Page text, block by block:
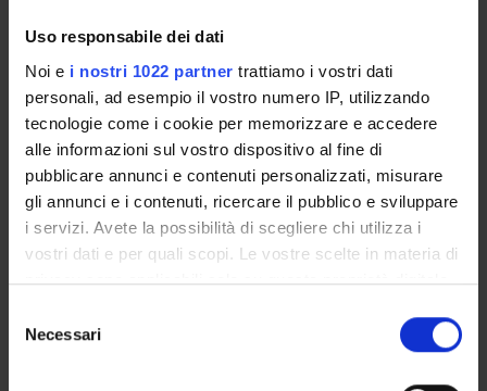
Uso responsabile dei dati
Noi e i nostri 1022 partner trattiamo i vostri dati
personali, ad esempio il vostro numero IP, utilizzando
tecnologie come i cookie per memorizzare e accedere
alle informazioni sul vostro dispositivo al fine di
pubblicare annunci e contenuti personalizzati, misurare
gli annunci e i contenuti, ricercare il pubblico e sviluppare
i servizi. Avete la possibilità di scegliere chi utilizza i
vostri dati e per quali scopi. Le vostre scelte in materia di
privacy sono applicabili solo su questa proprietà digitale
modificare o revocare il proprio consenso in qualsiasi
momento dalla Dichiarazione sui cookie o facendo clic
delNecessari
Le informazioni riguardanti le iscrizioni a questo corso
Presentazione
Come iscriversi
Insegnamenti
Avvisi
OFFERTA FORMATIVA